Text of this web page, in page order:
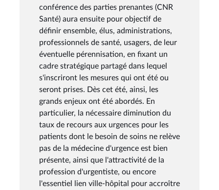
conférence des parties prenantes (CNR
Santé) aura ensuite pour objectif de
définir ensemble, élus, administrations,
professionnels de santé, usagers, de leur
éventuelle pérennisation, en fixant un
cadre stratégique partagé dans lequel
s'inscriront les mesures qui ont été ou
seront prises. Dès cet été, ainsi, les
grands enjeux ont été abordés. En
particulier, la nécessaire diminution du
taux de recours aux urgences pour les
patients dont le besoin de soins ne relève
pas de la médecine d'urgence est bien
présente, ainsi que l'attractivité de la
profession d'urgentiste, ou encore
l'essentiel lien ville-hôpital pour accroître